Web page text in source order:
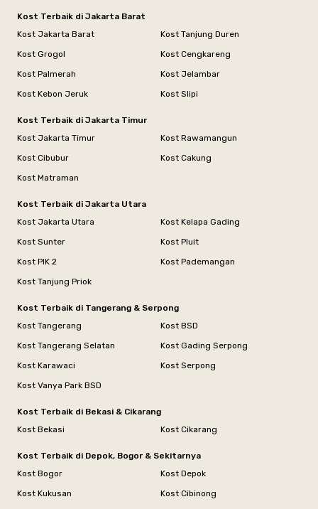
Kost Terbaik di Jakarta Barat
Kost Jakarta Barat
Kost Tanjung Duren
Kost Grogol
Kost Cengkareng
Kost Palmerah
Kost Jelambar
Kost Kebon Jeruk
Kost Slipi
Kost Terbaik di Jakarta Timur
Kost Jakarta Timur
Kost Rawamangun
Kost Cibubur
Kost Cakung
Kost Matraman
Kost Terbaik di Jakarta Utara
Kost Jakarta Utara
Kost Kelapa Gading
Kost Sunter
Kost Pluit
Kost PIK 2
Kost Pademangan
Kost Tanjung Priok
Kost Terbaik di Tangerang & Serpong
Kost Tangerang
Kost BSD
Kost Tangerang Selatan
Kost Gading Serpong
Kost Karawaci
Kost Serpong
Kost Vanya Park BSD
Kost Terbaik di Bekasi & Cikarang
Kost Bekasi
Kost Cikarang
Kost Terbaik di Depok, Bogor & Sekitarnya
Kost Bogor
Kost Depok
Kost Kukusan
Kost Cibinong